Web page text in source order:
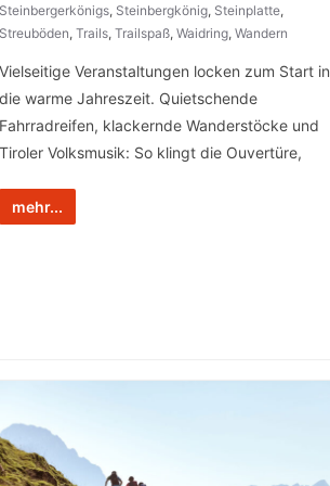
Steinbergerkönigs, Steinbergkönig, Steinplatte,
Streuböden,Trails,Trailspaß,Waidring,Wandern
Vielseitige Veranstaltungen locken zum Start in
die warme Jahreszeit. Quietschende
Fahrradreifen, klackernde Wanderstöcke und
Tiroler Volksmusik: So klingt die Ouvertüre,
mehr...